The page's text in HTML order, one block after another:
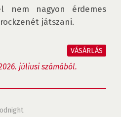
nem nagyon érdemes
játszani.
VÁSÁRLÁS
júliusi számából.